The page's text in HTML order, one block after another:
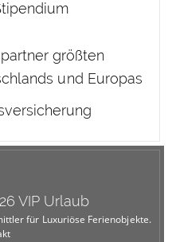
größten
und Europas
VIP Urlaub
für Luxuriöse Ferienobjekte.